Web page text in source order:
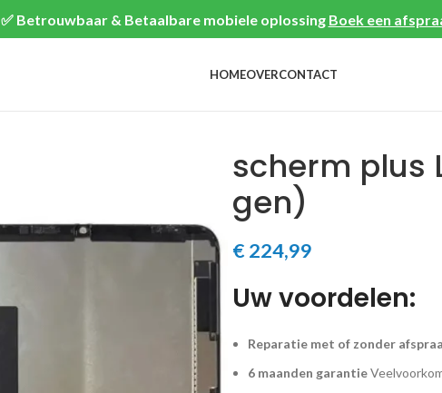
✅ Betrouwbaar & Betaalbare mobiele oplossing Boek een
HOMEOVERCONTACT
scherm plus
gen)
€ 224,99
Uw voordelen:
Reparatie met of zonder
6 maanden garantie